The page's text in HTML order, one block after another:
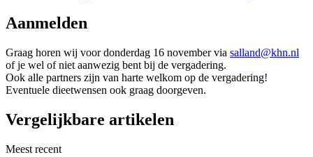
Aanmelden
Graag horen wij voor donderdag 16 november via salland@khn.nl
of je wel of niet aanwezig bent bij de vergadering.
Ook alle partners zijn van harte welkom op de vergadering!
Eventuele dieetwensen ook graag doorgeven.
Vergelijkbare artikelen
Meest recent